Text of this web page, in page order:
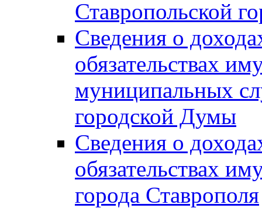
Ставропольской
Сведения о
обязательствах
муниципальных
городской Думы
Сведения о
обязательствах
города Ставрополя